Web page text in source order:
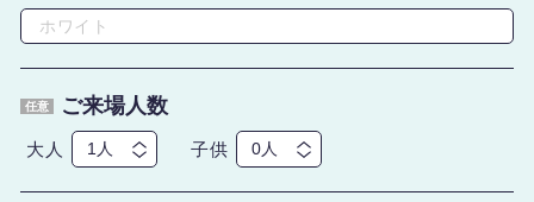
任意 ご来場人数
大人 子供